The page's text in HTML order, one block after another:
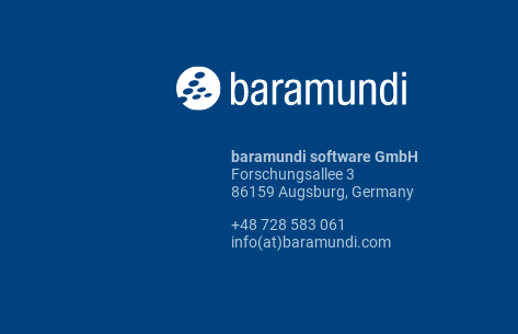
baramundi software GmbH
Forschungsallee 3
86159 Augsburg, Germany
+48 728 583 061
info(at)baramundi.com